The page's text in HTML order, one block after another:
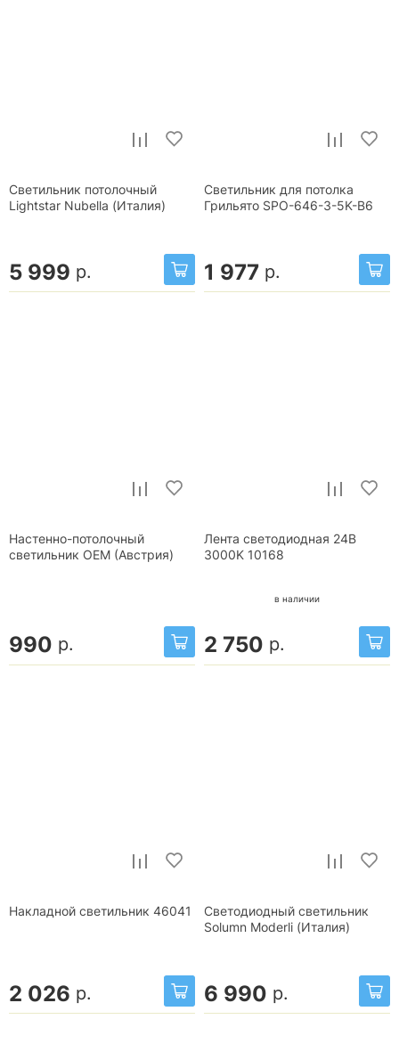
Светильник потолочный
Lightstar Nubella (Италия)
5 999 р.
Светильник для потолка
Грильято SPO-646-3-5K-B6
1 977 р.
Настенно-потолочный
светильник OEM (Австрия)
990 р.
Лента светодиодная 24В
3000K 10168
в наличии
2 750 р.
Накладной светильник 46041
2 026 р.
Светодиодный светильник
Solumn Moderli (Италия)
6 990 р.